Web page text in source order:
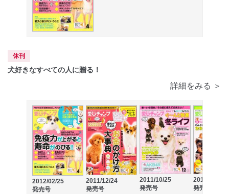
休刊
犬好きなすべての人に贈る！
詳細をみる ＞
2012/02/25
発売号
2011/12/24
発売号
2011/10/25
発売号
2011/08/25
発売号